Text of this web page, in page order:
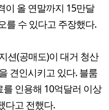
이 올 연말까지 15만달
를 수 있다고 주장했다.
션(공매도)이 대거 청산
견인시키고 있다. 블룸
인용해 10억달러 이상
다고 전했다.